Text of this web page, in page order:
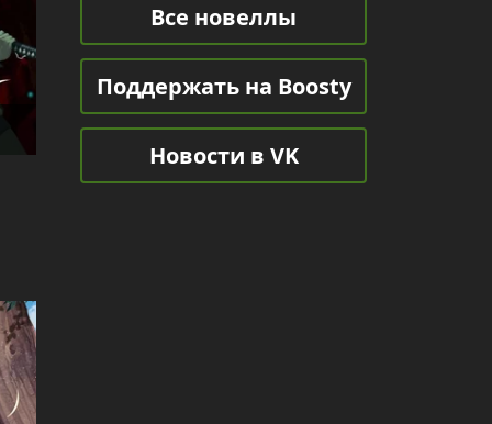
Все новеллы
Поддержать на Boosty
Новости в VK